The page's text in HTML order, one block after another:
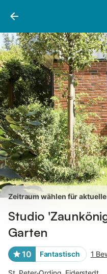
Bilder
Zeitraum wählen für
Studio
Garten
10 Fantastisch 1